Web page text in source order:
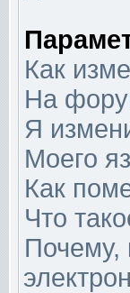
Как
На
Я
Моего
Как
Что
Почему,